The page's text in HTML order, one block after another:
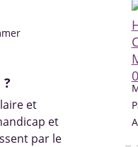
et
et
par le